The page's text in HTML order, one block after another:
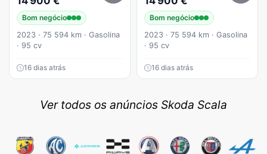
Bom negócio
2023 · 75 594 km · Gasolina
· 95 cv
16 dias atrás
Bom negócio
2023 · 75 594 km · Gasolina
· 95 cv
16 dias atrás
Ver todos os anúncios Skoda Scala